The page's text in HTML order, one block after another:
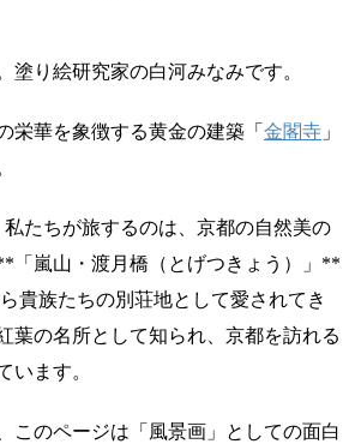
塗り絵研究家の白河みなみです。
栄華を象徴する黄金の建築「 金閣寺 」
たちが旅するのは、京都の自然美の
「嵐山・渡月橋（とげつきょう）」**
貴族たちの別荘地として愛されてき
葉の名所として知られ、京都を訪れる
います。
このページは「風景画」としての面白